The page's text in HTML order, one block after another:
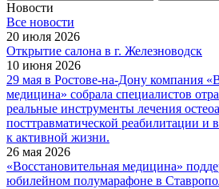
Новости
Все новости
20 июля 2026
Открытие салона в г. Железноводск
10 июня 2026
29 мая в Ростове-на-Дону компания
медицина» собрала специалистов
реальные инструменты лечения
посттравматической реабилитации и
к активной жизни.
26 мая 2026
«Восстановительная медицина»
юбилейном полумарафоне в